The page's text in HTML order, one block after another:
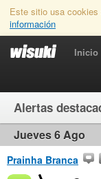
Este sitio usa
información
Inicio
Alertas
Viento
Olas
Jueves 6 Ago
Prainha Branca